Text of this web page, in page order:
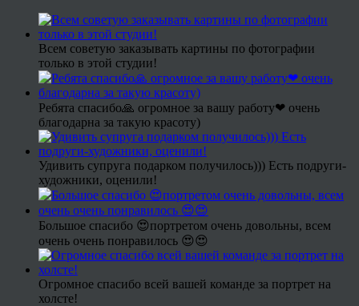
Всем советую заказывать картины по фотографии
только в этой студии!
Ребята спасибо🙏 огромное за вашу работу❤ очень
благодарна за такую красоту)
Удивить супруга подарком получилось))) Есть подруги-
художники, оценили!
Большое спасибо 😍портретом очень довольны, всем
очень очень понравилось 😍😍
Огромное спасибо всей вашей команде за портрет на
холсте!